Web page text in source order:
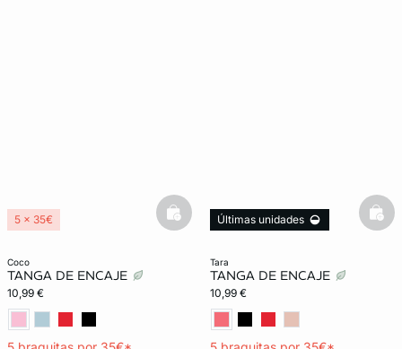
coco
TANGA DE ENCAJE
10,99 €
5 x 35€ basketfull
tara
TANGA DE ENCAJE
10,99 €
Últimas unidades